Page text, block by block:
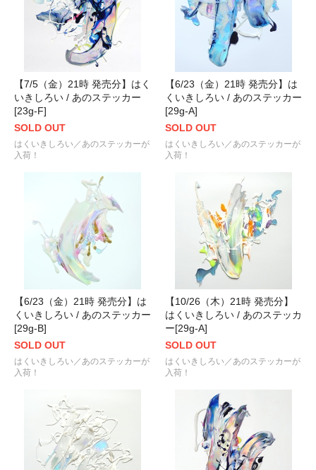
【7/5（金）21時 発売分】はく
いきしろい / あのステッカー
[23g-F]
SOLD OUT
はくいきしろい／あのステッカーが
入荷！
【6/23（金）21時 発売分】は
くいきしろい / あのステッカー
[29g-A]
SOLD OUT
はくいきしろい／あのステッカーが
入荷！
【6/23（金）21時 発売分】は
くいきしろい / あのステッカー
[29g-B]
SOLD OUT
はくいきしろい／あのステッカーが
入荷！
【10/26（木）21時 発売分】
はくいきしろい / あのステッカ
ー[29g-A]
SOLD OUT
はくいきしろい／あのステッカーが
入荷！